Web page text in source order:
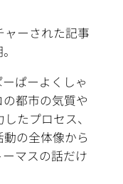
ャーされた記事
ぱーよくしゃ
都市の気質や
たプロセス、
の全体像から
マスの話だけ